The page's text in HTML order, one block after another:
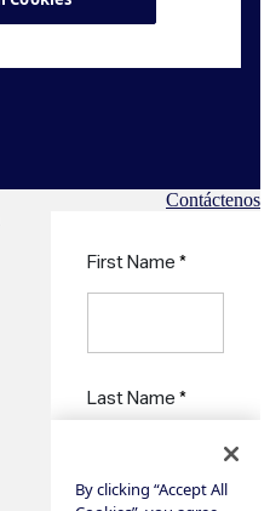
Contáctenos